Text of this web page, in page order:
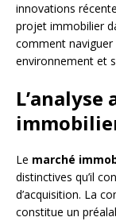
innovations
projet immobilier
comment
environnement et
Le marché
distinctives qu’il
d’acquisition. La
constitue un